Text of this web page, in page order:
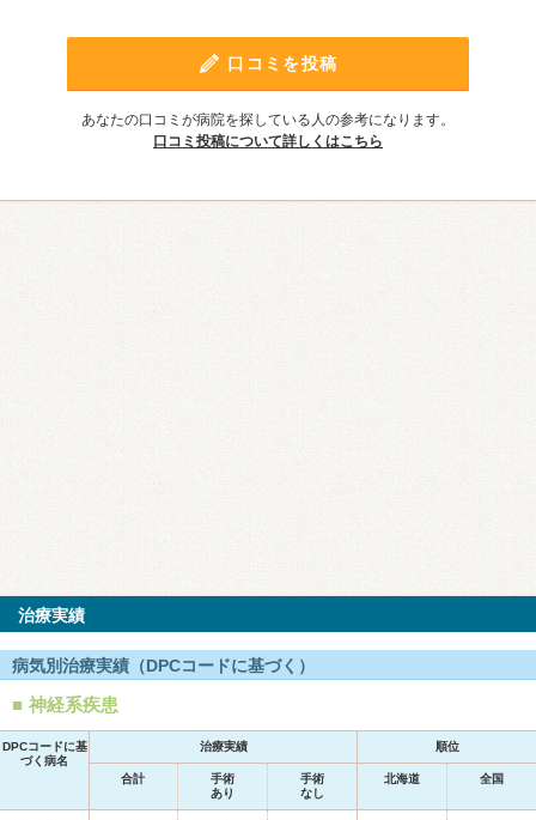
口コミを投稿
あなたの口コミが病院を探している人の参考になります。
口コミ投稿について詳しくはこちら
治療実績
病気別治療実績（DPCコードに基づく）
神経系疾患
DPCコードに基
づく病名
治療実績 順位
合計
手術
あり
手術
なし
北海道 全国